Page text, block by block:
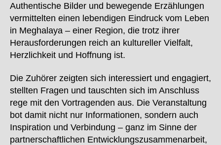
Authentische Bilder und bewegende Erzählungen
vermittelten einen lebendigen Eindruck vom Leben
in Meghalaya – einer Region, die trotz ihrer
Herausforderungen reich an kultureller Vielfalt,
Herzlichkeit und Hoffnung ist.
Die Zuhörer zeigten sich interessiert und engagiert,
stellten Fragen und tauschten sich im Anschluss
rege mit den Vortragenden aus. Die Veranstaltung
bot damit nicht nur Informationen, sondern auch
Inspiration und Verbindung – ganz im Sinne der
partnerschaftlichen Entwicklungszusammenarbeit,